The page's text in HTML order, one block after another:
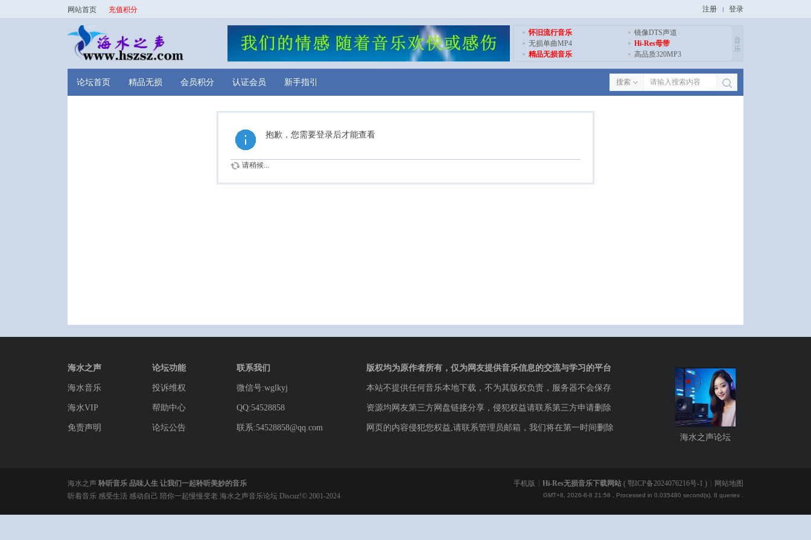
网站首页 充值积分 注册 登录
怀旧流行音乐
镜像DTS声道
无损单曲MP4
Hi-Res母带
精品无损音乐
高品质320MP3
音
乐
论坛首页 精品无损 会员积分 认证会员 新手指引 搜索
抱歉，您需要登录后才能查看
请稍候...
海水之声
海水音乐
海水VIP
免责声明
论坛功能
投诉维权
帮助中心
论坛公告
联系我们
微信号:wglkyj
QQ:54528858
联系:54528858@qq.com
版权均为原作者所有，仅为网友提供音乐信息的交流与学习的平台
本站不提供任何音乐本地下载，不为其版权负责，服务器不会保存
资源均网友第三方网盘链接分享，侵犯权益请联系第三方申请删除
网页的内容侵犯您权益,请联系管理员邮箱，我们将在第一时间删除
海水之声论坛
手机版 Hi-Res无损音乐下载网站 ( 鄂ICP备2024076216号-1 ) 网站地图
GMT+8, 2026-8-8 21:58 , Processed in 0.035480 second(s), 8 queries .
海水之声 聆听音乐 品味人生 让我们一起聆听美妙的音乐
听着音乐 感受生活 感动自己 陪你一起慢慢变老 海水之声音乐论坛 Discuz!© 2001-2024